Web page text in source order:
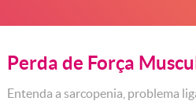
Perda de Força
Entenda a sarcopenia, problema